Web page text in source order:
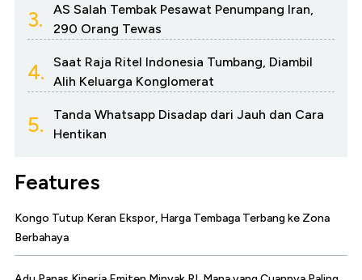
3.
AS Salah Tembak Pesawat Penumpang Iran,
290 Orang Tewas
4.
Saat Raja Ritel Indonesia Tumbang, Diambil
Alih Keluarga Konglomerat
5.
Tanda Whatsapp Disadap dari Jauh dan Cara
Hentikan
Features
Kongo Tutup Keran Ekspor, Harga Tembaga Terbang ke Zona
Berbahaya